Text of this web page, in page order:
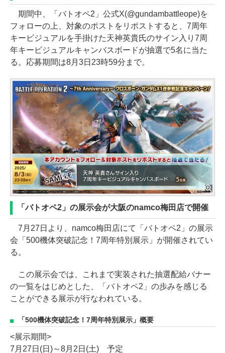
期間中、「バトオペ2」公式X(@gundambattleope)を
フォローの上、対象のポストをリポストすると、7周年
キービジュアルを手掛けた天神英貴氏のサイン入り7周
年キービジュアルキャンバスボードが抽選で5名に当た
る。応募期間は8月3日23時59分まで。
「バトオペ2」の展示会が大阪のnamco梅田店で開催
7月27日より、namco梅田店にて「バトオペ2」の展示
会「500機体突破記念！7周年特別展示」が開催されてい
る。
この展示会では、これまで実装された抽選配給バナー
の一覧をはじめとした、「バトオペ2」の歩みを感じる
ことができる展示が行なわれている。
「500機体突破記念！7周年特別展示」概要
<展示期間>
7月27日(日)～8月2日(土) 予定